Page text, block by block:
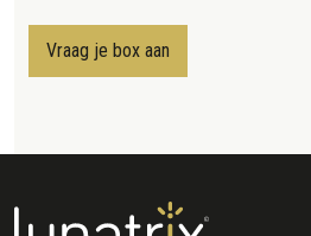
Vraag je box aan